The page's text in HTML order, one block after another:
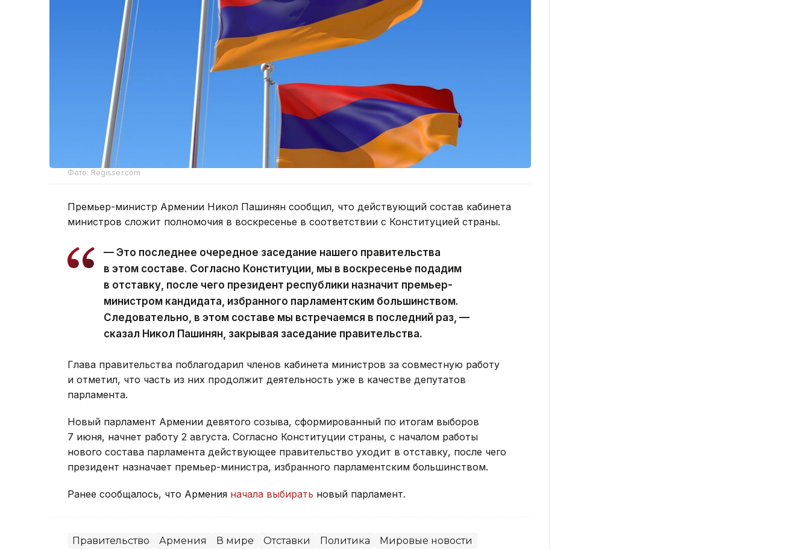
Фото: Regisser.com
Премьер-министр Армении Никол Пашинян сообщил, что действующий состав кабинета
министров сложит полномочия в воскресенье в соответствии с Конституцией страны.
— Это последнее очередное заседание нашего правительства
в этом составе. Согласно Конституции, мы в воскресенье подадим
в отставку, после чего президент республики назначит премьер-
министром кандидата, избранного парламентским большинством.
Следовательно, в этом составе мы встречаемся в последний раз, —
сказал Никол Пашинян, закрывая заседание правительства.
Глава правительства поблагодарил членов кабинета министров за совместную работу
и отметил, что часть из них продолжит деятельность уже в качестве депутатов
парламента.
Новый парламент Армении девятого созыва, сформированный по итогам выборов
7 июня, начнет работу 2 августа. Согласно Конституции страны, с началом работы
нового состава парламента действующее правительство уходит в отставку, после чего
президент назначает премьер-министра, избранного парламентским большинством.
Ранее сообщалось, что Армения начала выбирать новый парламент.
Правительство Армения В мире Отставки Политика Мировые новости